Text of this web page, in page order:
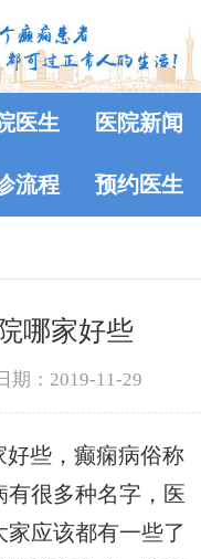
医生 医院新闻
流程 预约医生
哪家好些
期：2019-11-29
些，癫痫病俗称
有很多种名字，医
应该都有一些了